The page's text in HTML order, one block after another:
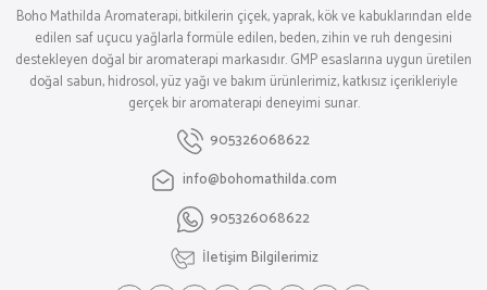
Boho Mathilda Aromaterapi, bitkilerin çiçek, yaprak, kök ve kabuklarından elde
edilen saf uçucu yağlarla formüle edilen, beden, zihin ve ruh dengesini
destekleyen doğal bir aromaterapi markasıdır. GMP esaslarına uygun üretilen
doğal sabun, hidrosol, yüz yağı ve bakım ürünlerimiz, katkısız içerikleriyle
gerçek bir aromaterapi deneyimi sunar.
905326068622
info@bohomathilda.com
905326068622
İletişim Bilgilerimiz